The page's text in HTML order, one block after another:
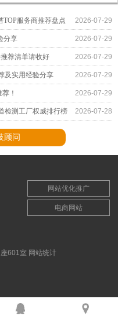
TOP服务商推荐盘点 2026-07-29
分享 2026-07-29
荐清单请收好 2026-07-29
及实用经验分享 2026-07-29
！ 2026-07-29
检测工厂权威排行榜 2026-07-28
顾问
网站优化推广
电商网站
601室 网站统计